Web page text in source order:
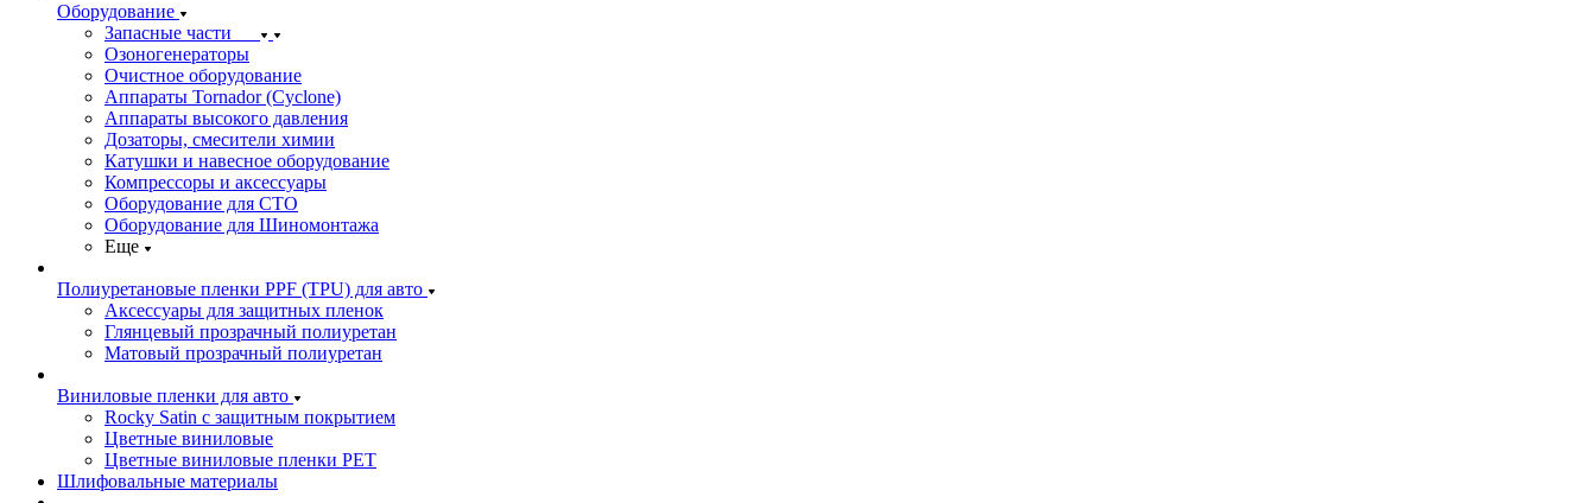
Оборудование
Запасные части
Озоногенераторы
Очистное оборудование
Аппараты Tornador (Cyclone)
Аппараты высокого давления
Дозаторы, смесители химии
Катушки и навесное оборудование
Компрессоры и аксессуары
Оборудование для СТО
Оборудование для Шиномонтажа
Еще
Полиуретановые пленки PPF (TPU) для авто
Аксессуары для защитных пленок
Глянцевый прозрачный полиуретан
Матовый прозрачный полиуретан
Виниловые пленки для авто
Rocky Satin с защитным покрытием
Цветные виниловые
Цветные виниловые пленки PET
Шлифовальные материалы